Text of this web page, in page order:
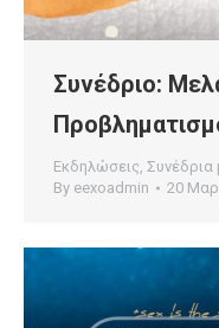
Συνέδριο:
Εκδηλώσεις, Συνέδρια
By eexoadmin 20